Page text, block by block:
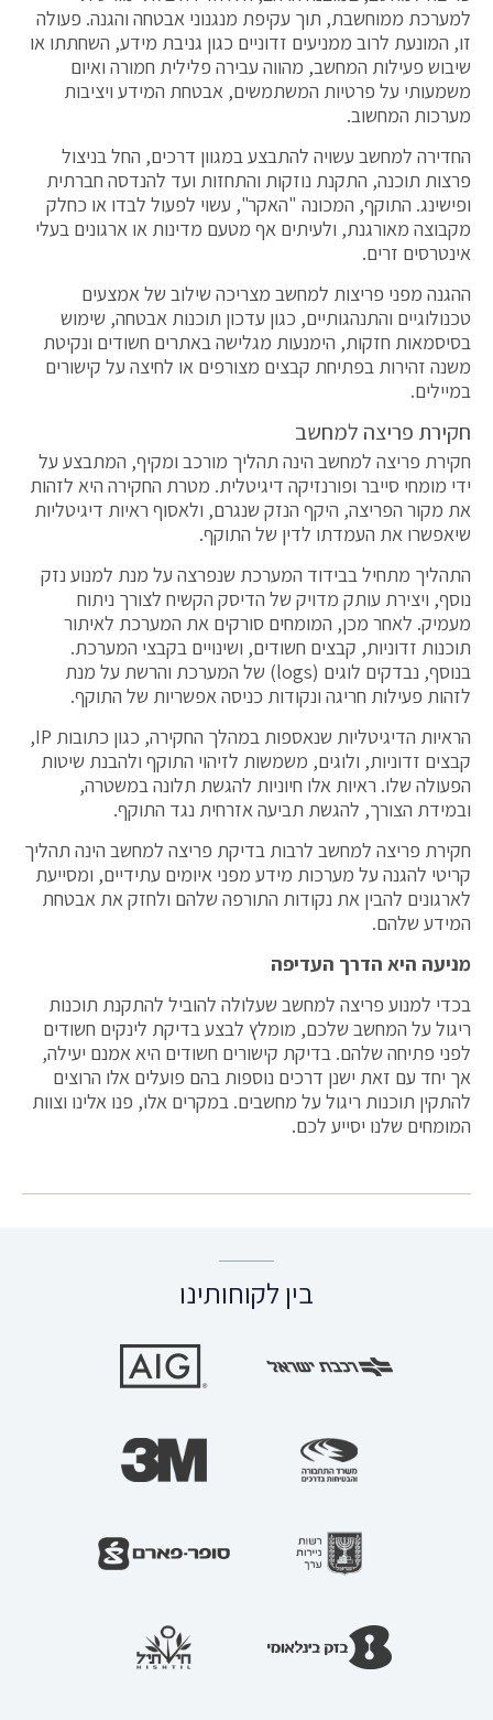
למערכת ממוחשבת, תוך עקיפת מנגנוני אבטחה והגנה. פעולה
זו, המונעת לרוב ממניעים זדוניים כגון גניבת מידע, השחתתו או
שיבוש פעילות המחשב, מהווה עבירה פלילית חמורה ואיום
משמעותי על פרטיות המשתמשים, אבטחת המידע ויציבות
מערכות המחשוב.
החדירה למחשב עשויה להתבצע במגוון דרכים, החל בניצול
פרצות תוכנה, התקנת נוזקות והתחזות ועד להנדסה חברתית
ופישינג. התוקף, המכונה "האקר", עשוי לפעול לבדו או כחלק
מקבוצה מאורגנת, ולעיתים אף מטעם מדינות או ארגונים בעלי
אינטרסים זרים.
ההגנה מפני פריצות למחשב מצריכה שילוב של אמצעים
טכנולוגיים והתנהגותיים, כגון עדכון תוכנות אבטחה, שימוש
בסיסמאות חזקות, הימנעות מגלישה באתרים חשודים ונקיטת
משנה זהירות בפתיחת קבצים מצורפים או לחיצה על קישורים
במיילים.
חקירת פריצה למחשב
חקירת פריצה למחשב הינה תהליך מורכב ומקיף, המתבצע על
ידי מומחי סייבר ופורנזיקה דיגיטלית. מטרת החקירה היא לזהות
את מקור הפריצה, היקף הנזק שנגרם, ולאסוף ראיות דיגיטליות
שיאפשרו את העמדתו לדין של התוקף.
התהליך מתחיל בבידוד המערכת שנפרצה על מנת למנוע נזק
נוסף, ויצירת עותק מדויק של הדיסק הקשיח לצורך ניתוח
מעמיק. לאחר מכן, המומחים סורקים את המערכת לאיתור
תוכנות זדוניות, קבצים חשודים, ושינויים בקבצי המערכת.
בנוסף, נבדקים לוגים (logs) של המערכת והרשת על מנת
לזהות פעילות חריגה ונקודות כניסה אפשריות של התוקף.
הראיות הדיגיטליות שנאספות במהלך החקירה, כגון כתובות IP,
קבצים זדוניות, ולוגים, משמשות לזיהוי התוקף ולהבנת שיטות
הפעולה שלו. ראיות אלו חיוניות להגשת תלונה במשטרה,
ובמידת הצורך, להגשת תביעה אזרחית נגד התוקף.
חקירת פריצה למחשב לרבות בדיקת פריצה למחשב הינה תהליך
קריטי להגנה על מערכות מידע מפני איומים עתידיים, ומסייעת
לארגונים להבין את נקודות התורפה שלהם ולחזק את אבטחת
המידע שלהם.
מניעה היא הדרך העדיפה
בכדי למנוע פריצה למחשב שעלולה להוביל להתקנת תוכנות
ריגול על המחשב שלכם, מומלץ לבצע בדיקת לינקים חשודים
לפני פתיחה שלהם. בדיקת קישורים חשודים היא אמנם יעילה,
אך יחד עם זאת ישנן דרכים נוספות בהם פועלים אלו הרוצים
להתקין תוכנות ריגול על מחשבים. במקרים אלו, פנו אלינו וצוות
המומחים שלנו יסייע לכם.
בין לקוחותינו